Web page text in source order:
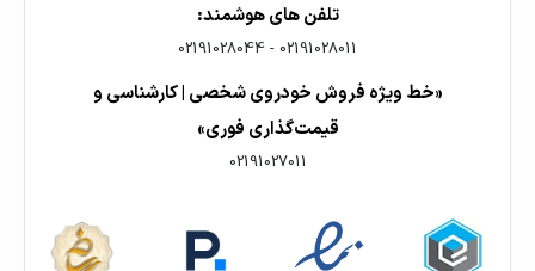
تلفن های هوشمند:
02191028011
-
02191028044
«خط ویژه فروش خودروی شخصی | کارشناسی و
قیمت‌گذاری فوری»
02191027011